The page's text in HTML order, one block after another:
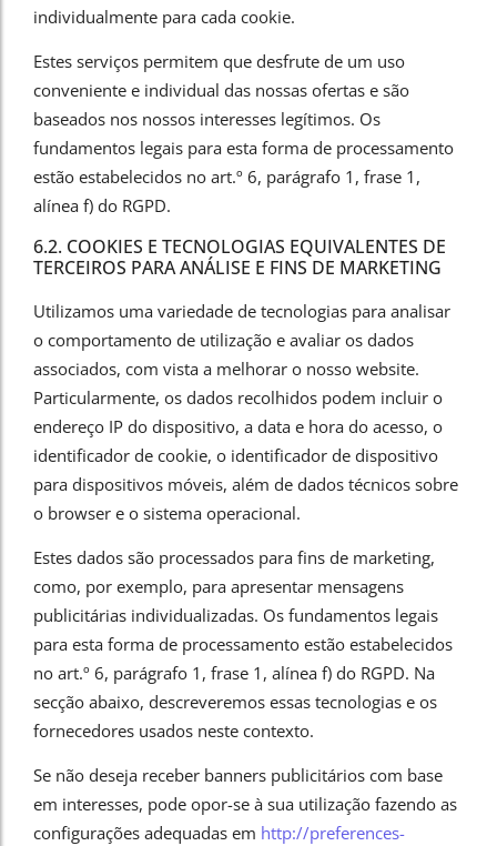
individualmente para cada cookie.
Estes serviços permitem que desfrute de um uso
conveniente e individual das nossas ofertas e são
baseados nos nossos interesses legítimos. Os
fundamentos legais para esta forma de processamento
estão estabelecidos no art.º 6, parágrafo 1, frase 1,
alínea f) do RGPD.
6.2. COOKIES E TECNOLOGIAS EQUIVALENTES DE
TERCEIROS PARA ANÁLISE E FINS DE MARKETING
Utilizamos uma variedade de tecnologias para analisar
o comportamento de utilização e avaliar os dados
associados, com vista a melhorar o nosso website.
Particularmente, os dados recolhidos podem incluir o
endereço IP do dispositivo, a data e hora do acesso, o
identificador de cookie, o identificador de dispositivo
para dispositivos móveis, além de dados técnicos sobre
o browser e o sistema operacional.
Estes dados são processados para fins de marketing,
como, por exemplo, para apresentar mensagens
publicitárias individualizadas. Os fundamentos legais
para esta forma de processamento estão estabelecidos
no art.º 6, parágrafo 1, frase 1, alínea f) do RGPD. Na
secção abaixo, descreveremos essas tecnologias e os
fornecedores usados neste contexto.
Se não deseja receber banners publicitários com base
em interesses, pode opor-se à sua utilização fazendo as
configurações adequadas em http://preferences-